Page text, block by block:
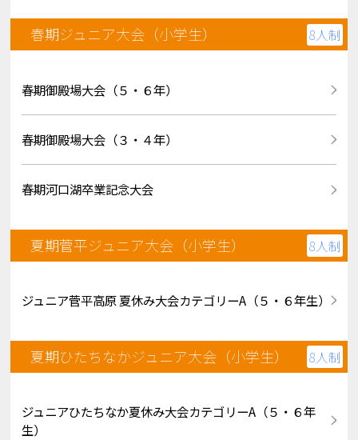
春期ジュニア大会（小学生） 8人制
春期御殿場大会（５・６年）
春期御殿場大会（３・４年）
春期河口湖卒業記念大会
夏期菅平ジュニア大会（小学生） 8人制
ジュニア菅平高原 夏休み大会カテゴリーA（５・６年生）
夏期ひたちなかジュニア大会（小学生） 8人制
ジュニアひたちなか夏休み大会カテゴリーA（５・６年
生）